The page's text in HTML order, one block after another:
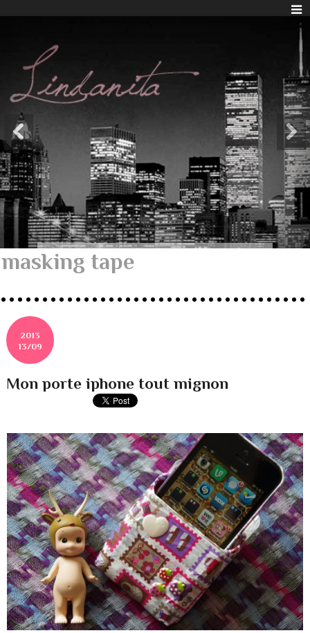
masking tape
2013
13/09
Mon porte iphone tout mignon